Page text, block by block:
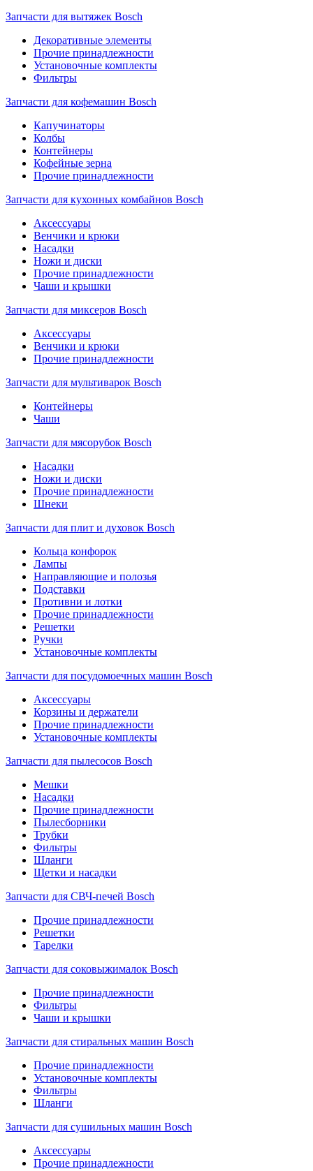
Запчасти для вытяжек Bosch
Декоративные элементы
Прочие принадлежности
Установочные комплекты
Фильтры
Запчасти для кофемашин Bosch
Капучинаторы
Колбы
Контейнеры
Кофейные зерна
Прочие принадлежности
Запчасти для кухонных комбайнов Bosch
Аксессуары
Венчики и крюки
Насадки
Ножи и диски
Прочие принадлежности
Чаши и крышки
Запчасти для миксеров Bosch
Аксессуары
Венчики и крюки
Прочие принадлежности
Запчасти для мультиварок Bosch
Контейнеры
Чаши
Запчасти для мясорубок Bosch
Насадки
Ножи и диски
Прочие принадлежности
Шнеки
Запчасти для плит и духовок Bosch
Кольца конфорок
Лампы
Направляющие и полозья
Подставки
Противни и лотки
Прочие принадлежности
Решетки
Ручки
Установочные комплекты
Запчасти для посудомоечных машин Bosch
Аксессуары
Корзины и держатели
Прочие принадлежности
Установочные комплекты
Запчасти для пылесосов Bosch
Мешки
Насадки
Прочие принадлежности
Пылесборники
Трубки
Фильтры
Шланги
Щетки и насадки
Запчасти для СВЧ-печей Bosch
Прочие принадлежности
Решетки
Тарелки
Запчасти для соковыжималок Bosch
Прочие принадлежности
Фильтры
Чаши и крышки
Запчасти для стиральных машин Bosch
Прочие принадлежности
Установочные комплекты
Фильтры
Шланги
Запчасти для сушильных машин Bosch
Аксессуары
Прочие принадлежности